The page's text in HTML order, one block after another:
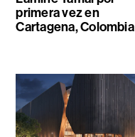
primera vez en
Cartagena, Colombia